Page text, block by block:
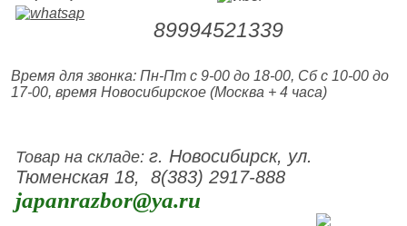
89994521339
Время для звонка: Пн-Пт с 9-00 до 18-00, Сб с 10-00 до
17-00, время Новосибирское (Москва + 4 часа)
Товар на складе:г. Новосибирск, ул.
Тюменская 18, 8(383) 2917-888
japanrazbor@ya.ru